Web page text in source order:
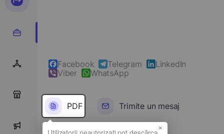
Facebook Telegram
LinkedIn
Viber
WhatsApp
PDF Trimite un mesaj
×